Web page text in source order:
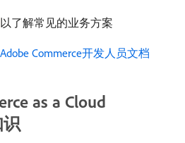
以了解常见的业务方案
Adobe Commerce开发人员文档
as a Cloud